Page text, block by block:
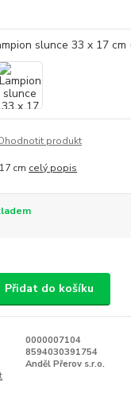
produkt
cm celý popis
Přidat do košíku
0000007104
8594030391754
Anděl Přerov s.r.o.